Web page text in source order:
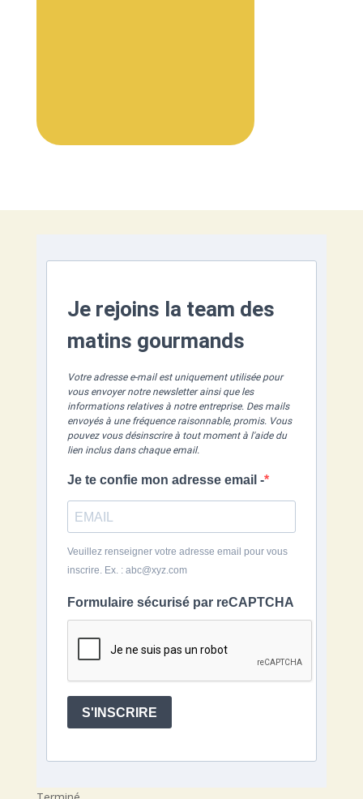
Je rejoins la team des
matins gourmands
Votre adresse e-mail est uniquement utilisée pour
vous envoyer notre newsletter ainsi que les
informations relatives à notre entreprise. Des mails
envoyés à une fréquence raisonnable, promis. Vous
pouvez vous désinscrire à tout moment à l'aide du
lien inclus dans chaque email.
Je te confie mon adresse email -
Veuillez renseigner votre adresse email pour vous
inscrire. Ex. : abc@xyz.com
Formulaire sécurisé par reCAPTCHA
S'INSCRIRE